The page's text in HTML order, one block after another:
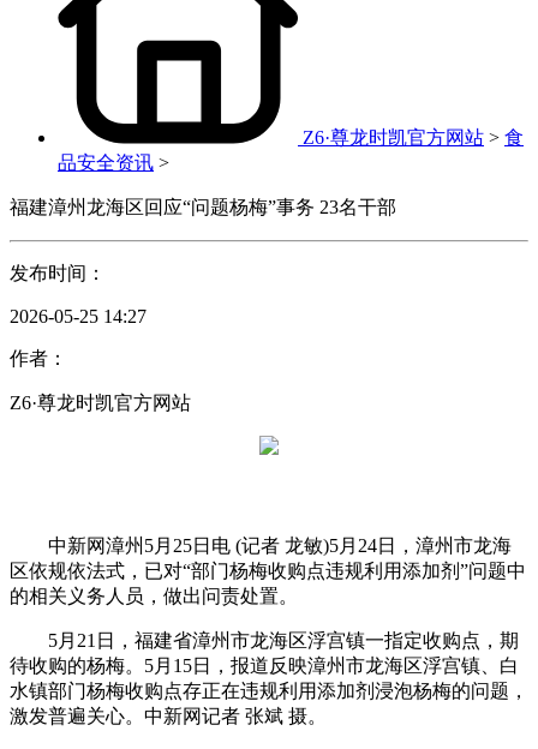
Z6·尊龙时凯官方网站 > 食
品安全资讯 >
福建漳州龙海区回应“问题杨梅”事务 23名干部
发布时间：
2026-05-25 14:27
作者：
Z6·尊龙时凯官方网站
中新网漳州5月25日电 (记者 龙敏)5月24日，漳州市龙海
区依规依法式，已对“部门杨梅收购点违规利用添加剂”问题中
的相关义务人员，做出问责处置。
5月21日，福建省漳州市龙海区浮宫镇一指定收购点，期
待收购的杨梅。5月15日，报道反映漳州市龙海区浮宫镇、白
水镇部门杨梅收购点存正在违规利用添加剂浸泡杨梅的问题，
激发普遍关心。中新网记者 张斌 摄。